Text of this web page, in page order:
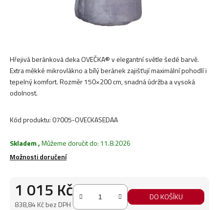
Hřejivá beránková deka OVEČKA® v elegantní světle šedé barvě.
Extra měkké mikrovlákno a bílý beránek zajišťují maximální pohodlí i
tepelný komfort. Rozměr 150×200 cm, snadná údržba a vysoká
odolnost.
Kód produktu:07005-OVECKASEDAA
Skladem,Můžeme doručit do: 11.8.2026
Možnosti doručení
1 015 Kč
838,84 Kč bez DPH
DO KOŠÍKU